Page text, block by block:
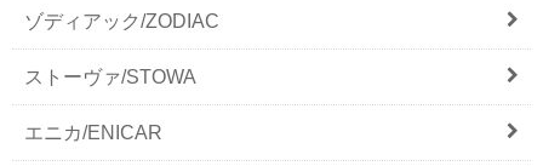
ゾディアック/ZODIAC
ストーヴァ/STOWA
エニカ/ENICAR